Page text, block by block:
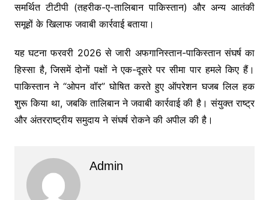
समर्थित टीटीपी (तहरीक-ए-तालिबान पाकिस्तान) और अन्य आतंकी
समूहों के खिलाफ जवाबी कार्रवाई बताया।
यह घटना फरवरी 2026 से जारी अफगानिस्तान-पाकिस्तान संघर्ष का
हिस्सा है, जिसमें दोनों पक्षों ने एक-दूसरे पर सीमा पार हमले किए हैं।
पाकिस्तान ने “ओपन वॉर” घोषित करते हुए ऑपरेशन घजब लिल हक
शुरू किया था, जबकि तालिबान ने जवाबी कार्रवाई की है। संयुक्त राष्ट्र
और अंतरराष्ट्रीय समुदाय ने संघर्ष रोकने की अपील की है।
Admin